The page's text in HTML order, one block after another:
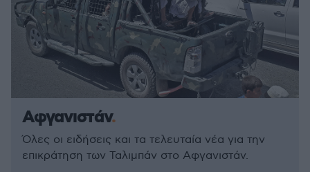
Αφγανιστάν
Όλες οι ειδήσεις και τα τελευταία νέα για την
επικράτηση των Ταλιμπάν στο Αφγανιστάν.